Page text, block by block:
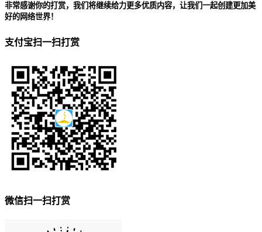
非常感谢你的打赏，我们将继续给力更多优质内容，让我们一起创建更加美
好的网络世界！
支付宝扫一扫打赏
微信扫一扫打赏